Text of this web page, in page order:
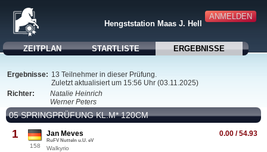
ANMELDEN
Hengststation Maas J. Hell
ZEITPLAN STARTLISTE ERGEBNISSE
Ergebnisse: 13 Teilnehmer in dieser Prüfung.
Zuletzt aktualisiert um 15:56 Uhr (03.11.2025)
Richter:
Natalie Heinrich
Werner Peters
05 SPRINGPRÜFUNG KL.M* 120CM
1
158
0.00 / 54.93
Jan Meves
RuFV Nutteln u.U. eV
Walkyrio